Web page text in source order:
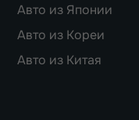
Авто из Японии
Авто из Кореи
Авто из Китая